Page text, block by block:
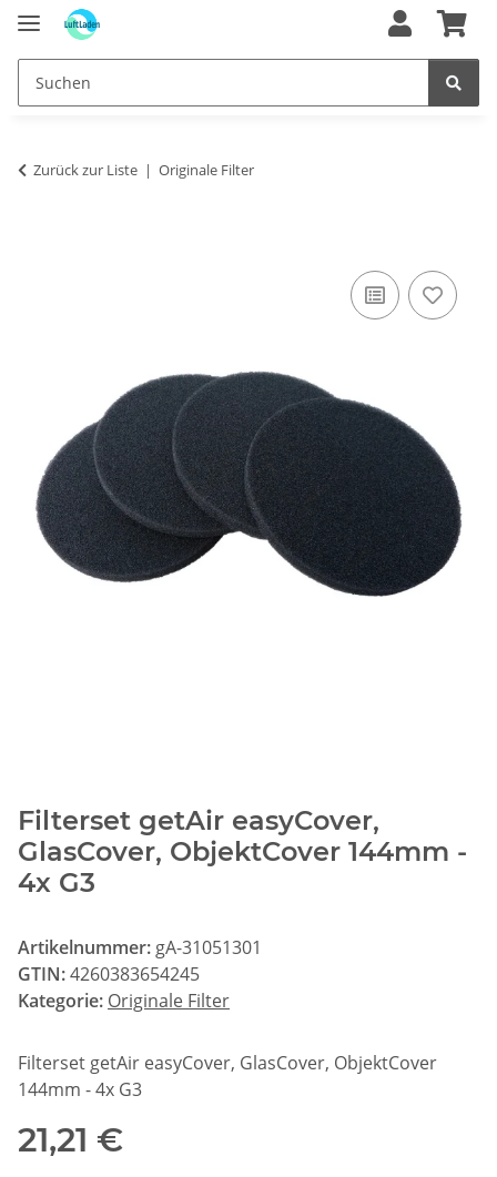
Zurück zur Liste Originale Filter
Filterset getAir easyCover,
GlasCover, ObjektCover 144mm -
4x G3
Artikelnummer: gA-31051301
GTIN:4260383654245
Kategorie: Originale Filter
Filterset getAir easyCover, GlasCover, ObjektCover
144mm - 4x G3
21,21 €